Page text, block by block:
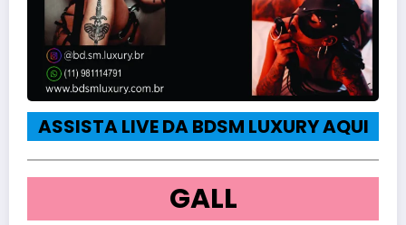
ASSISTA LIVE DA BDSM LUXURY AQUI
GALL